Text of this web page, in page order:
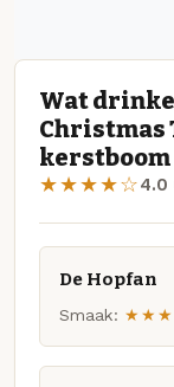
Wat
Christmas
kerstboom
★★★★☆4.0
De Hopfan
Smaak: